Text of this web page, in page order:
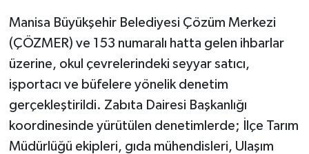
Manisa Büyükşehir Belediyesi Çözüm Merkezi
(ÇÖZMER) ve 153 numaralı hatta gelen ihbarlar
üzerine, okul çevrelerindeki seyyar satıcı,
işportacı ve büfelere yönelik denetim
gerçekleştirildi. Zabıta Dairesi Başkanlığı
koordinesinde yürütülen denetimlerde; İlçe Tarım
Müdürlüğü ekipleri, gıda mühendisleri, Ulaşım